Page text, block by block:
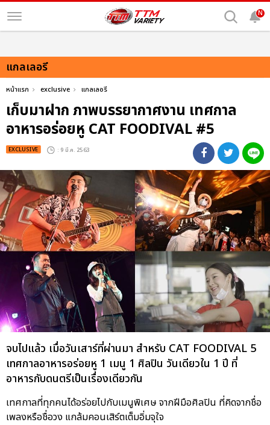
N
แกลเลอรี
หน้าแรก exclusive แกลเลอรี
เก็บมาฝาก ภาพบรรยากาศงาน เทศกาล
อาหารอร่อยหู CAT FOODIVAL #5
EXCLUSIVE : 9 มี.ค. 2563
จบไปแล้ว เมื่อวันเสาร์ที่ผ่านมา สำหรับ CAT FOODIVAL 5
เทศกาลอาหารอร่อยหู 1 เมนู 1 ศิลปิน วันเดียวใน 1 ปี ที่
อาหารกับดนตรีเป็นเรื่องเดียวกัน
เทศกาลที่ทุกคนได้อร่อยไปกับเมนูพิเศษ จากฝีมือศิลปิน ที่คิดจากชื่อ
เพลงหรือชื่อวง แกล้มคอนเสิร์ตเต็มอิ่มจุใจ